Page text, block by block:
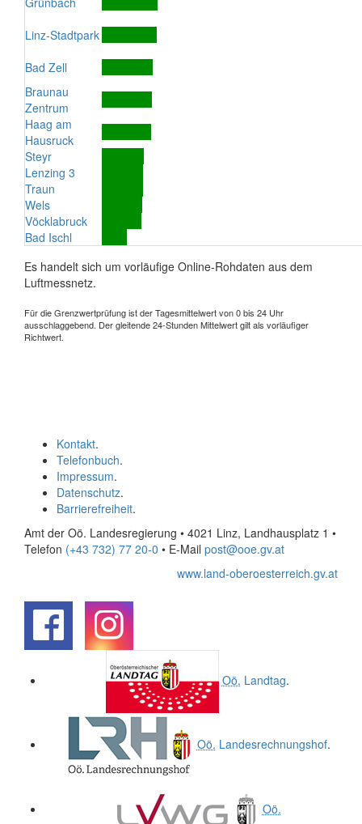
Linz-Stadtpark
Bad Zell
Braunau
Zentrum
Haag am
Hausruck
Steyr
Lenzing 3
Traun
Wels
Vöcklabruck
Bad Ischl
Es handelt sich um vorläufige Online-Rohdaten aus dem
Luftmessnetz.
Für die Grenzwertprüfung ist der Tagesmittelwert von 0 bis 24 Uhr
ausschlaggebend. Der gleitende 24-Stunden Mittelwert gilt als vorläufiger
Richtwert.
Kontakt.
Telefonbuch.
Impressum.
Datenschutz.
Barrierefreiheit.
Amt der Oö. Landesregierung • 4021 Linz, Landhausplatz 1 •
Telefon (+43 732) 77 20-0 • E-Mail post@ooe.gv.at
www.land-oberoesterreich.gv.at
Oö. Landtag.
Oö. Landesrechnungshof.
Oö.